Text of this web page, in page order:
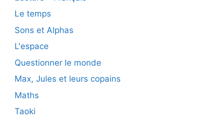
Le temps
Sons et Alphas
L'espace
Questionner le monde
Max, Jules et leurs copains
Maths
Taoki